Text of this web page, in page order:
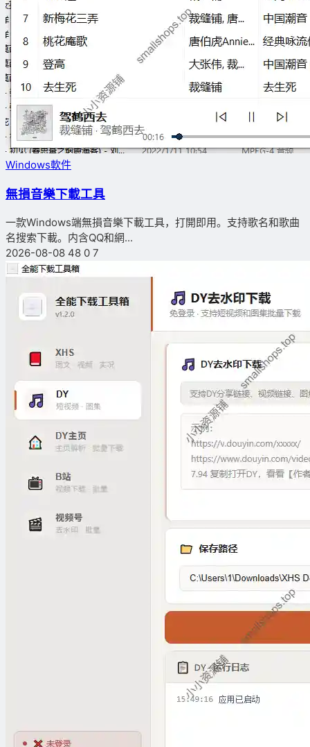
Windows軟件
無損音樂下載工具
一款Windows端無損音樂下載工具，打開即用。支持歌名和歌曲
名搜索下載。内含QQ和網...
2026-08-08 48 0 7